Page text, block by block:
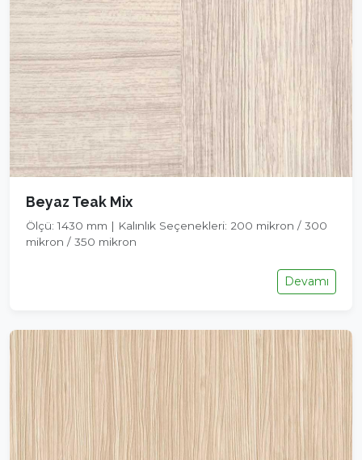
Beyaz Teak Mix
Ölçü: 1430 mm | Kalınlık Seçenekleri: 200 mikron / 300
mikron / 350 mikron
Devamı